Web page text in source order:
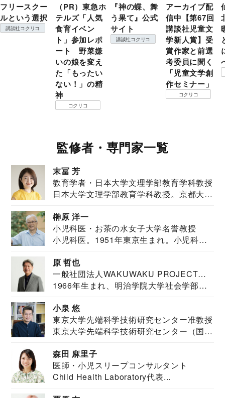
フリースクー
ルという選択
講談社コクリコ
（PR）東急ホ
テルズ「人気
食育イベン
ト」参加レポ
ート 野菜嫌
いの娘を変え
た「もったい
ない！」の精
神
コクリコ
『神の蝶、舞
う果て』公式
サイト
講談社コクリコ
アーカイブ配
信中【第67回
講談社児童文
学新人賞】受
賞作家と前選
考委員に聞く
「児童文学創
作セミナー」
コクリコ
監修者・専門家一覧
末冨 芳
教育学者・日本大学文理学部教育学科教授
日本大学文理学部教育学科教授。京都大学
榊原 洋一
小児科医・お茶の水女子大学名誉教授
小児科医。1951年東京生まれ。小児科
原 哲也
一般社団法人WAKUWAKU PROJECT
JAPAN代表・言語聴覚士・社会福祉士
1966年生まれ、明治学院大学社会学部福
小泉 悠
東京大学先端科学技術研究センター准教授
東京大学先端科学技術研究センター（国際
森田 麻里子
医師・小児スリープコンサルタント
Child Health Laboratory代表...